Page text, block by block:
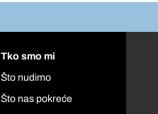
Tko smo mi
Što nudimo
Što nas pokreće